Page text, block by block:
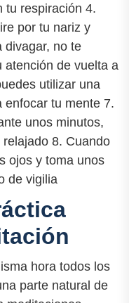
tu respiración 4.
por tu nariz y
divagar, no te
atención de vuelta a
utilizar una
enfocar tu mente 7.
unos minutos,
8. Cuando
ojos y toma unos
de vigilia
hora todos los
parte natural de